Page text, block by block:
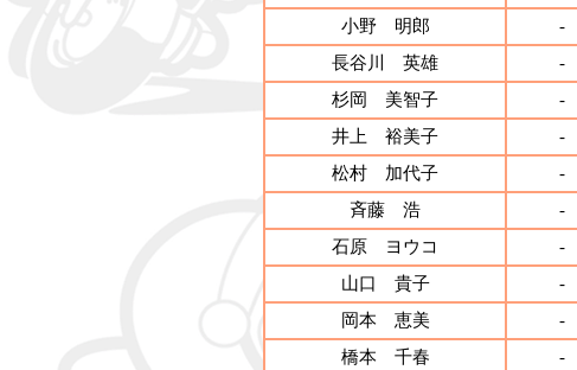
小野 明郎
-
長谷川 英雄
-
杉岡 美智子
-
井上 裕美子
-
松村 加代子
-
斉藤 浩
-
石原 ヨウコ
-
山口 貴子
-
岡本 恵美
-
橋本 千春
-